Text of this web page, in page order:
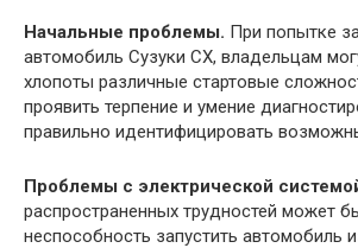
Начальные проблемы. При попытке
автомобиль Сузуки СХ, владельцам
хлопоты различные стартовые
проявить терпение и умение
правильно идентифицировать
Проблемы с электрической
распространенных трудностей может
неспособность запустить автомобиль